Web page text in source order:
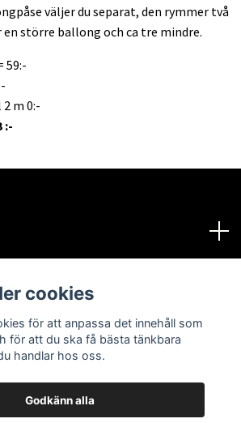
väljer du separat, den rymmer två
större ballong och ca tre mindre.
59:-
m 0:-
:-
cookies
för att anpassa det innehåll som
för att du ska få bästa tänkbara
handlar hos oss.
Godkänn alla